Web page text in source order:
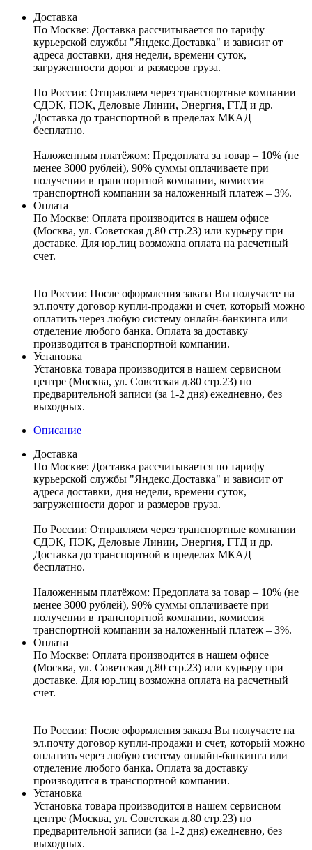
Доставка
По Москве: Доставка рассчитывается по тарифу
курьерской службы "Яндекс.Доставка" и зависит от
адреса доставки, дня недели, времени суток,
загруженности дорог и размеров груза.
По России: Отправляем через транспортные компании
СДЭК, ПЭК, Деловые Линии, Энергия, ГТД и др.
Доставка до транспортной в пределах МКАД –
бесплатно.
Наложенным платёжом: Предоплата за товар – 10% (не
менее 3000 рублей), 90% суммы оплачиваете при
получении в транспортной компании, комиссия
транспортной компании за наложенный платеж – 3%.
Оплата
По Москве: Оплата производится в нашем офисе
(Москва, ул. Советская д.80 стр.23) или курьеру при
доставке. Для юр.лиц возможна оплата на расчетный
счет.
По России: После оформления заказа Вы получаете на
эл.почту договор купли-продажи и счет, который можно
оплатить через любую систему онлайн-банкинга или
отделение любого банка. Оплата за доставку
производится в транспортной компании.
Установка
Установка товара производится в нашем сервисном
центре (Москва, ул. Советская д.80 стр.23) по
предварительной записи (за 1-2 дня) ежедневно, без
выходных.
Описание
Доставка
По Москве: Доставка рассчитывается по тарифу
курьерской службы "Яндекс.Доставка" и зависит от
адреса доставки, дня недели, времени суток,
загруженности дорог и размеров груза.
По России: Отправляем через транспортные компании
СДЭК, ПЭК, Деловые Линии, Энергия, ГТД и др.
Доставка до транспортной в пределах МКАД –
бесплатно.
Наложенным платёжом: Предоплата за товар – 10% (не
менее 3000 рублей), 90% суммы оплачиваете при
получении в транспортной компании, комиссия
транспортной компании за наложенный платеж – 3%.
Оплата
По Москве: Оплата производится в нашем офисе
(Москва, ул. Советская д.80 стр.23) или курьеру при
доставке. Для юр.лиц возможна оплата на расчетный
счет.
По России: После оформления заказа Вы получаете на
эл.почту договор купли-продажи и счет, который можно
оплатить через любую систему онлайн-банкинга или
отделение любого банка. Оплата за доставку
производится в транспортной компании.
Установка
Установка товара производится в нашем сервисном
центре (Москва, ул. Советская д.80 стр.23) по
предварительной записи (за 1-2 дня) ежедневно, без
выходных.